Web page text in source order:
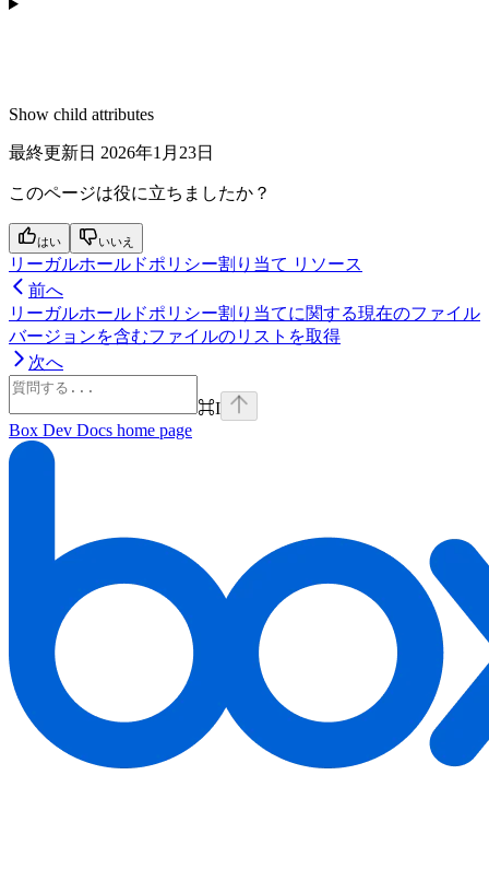
Show child attributes
最終更新日 2026年1月23日
このページは役に立ちましたか？
はい いいえ
リーガルホールドポリシー割り当て リソース
前へ
リーガルホールドポリシー割り当てに関する現在のファイル
バージョンを含むファイルのリストを取得
次へ
⌘I
Box Dev Docs home page